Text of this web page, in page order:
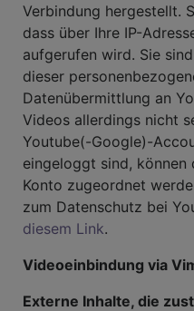
Verbindung hergestellt.
dass über Ihre IP-
aufgerufen wird. Sie
dieser
Datenübermittlung an
Videos allerdings nicht
Youtube(-Google)-
eingeloggt sind, können
Konto zugeordnet
zum Datenschutz bei
diesem Link.
Videoeinbindung via
Externe Inhalte, die